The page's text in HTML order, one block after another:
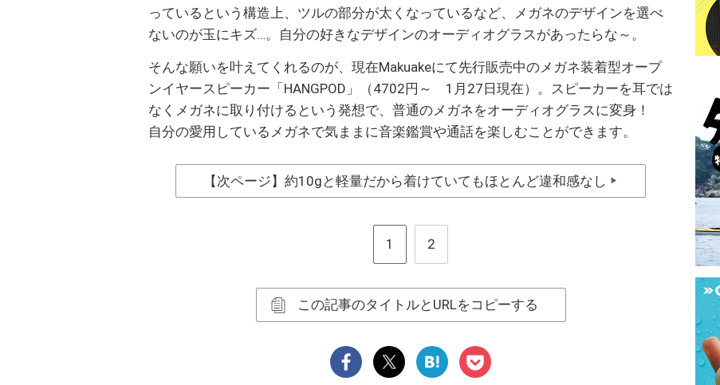
っているという構造上、ツルの部分が太くなっているなど、メガネのデザインを選べ
ないのが玉にキズ…。自分の好きなデザインのオーディオグラスがあったらな～。
そんな願いを叶えてくれるのが、現在Makuakeにて先行販売中のメガネ装着型オープ
ンイヤースピーカー「HANGPOD」（4702円～ 1月27日現在）。スピーカーを耳では
なくメガネに取り付けるという発想で、普通のメガネをオーディオグラスに変身！
自分の愛用しているメガネで気ままに音楽鑑賞や通話を楽しむことができます。
【次ページ】約10gと軽量だから着けていてもほとんど違和感なし ▶
1 2
この記事のタイトルとURLをコピーする